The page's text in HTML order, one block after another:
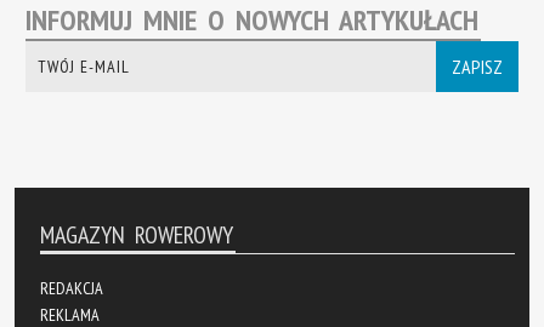
INFORMUJ MNIE O NOWYCH ARTYKUŁACH
ZAPISZ
MAGAZYN ROWEROWY
REDAKCJA
REKLAMA